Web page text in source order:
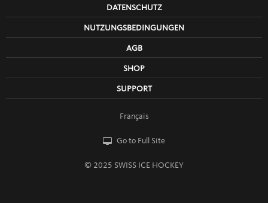
DATENSCHUTZ
NUTZUNGSBEDINGUNGEN
AGB
SHOP
SUPPORT
Français
Go to Full Site
© 2025 SWISS ICE HOCKEY